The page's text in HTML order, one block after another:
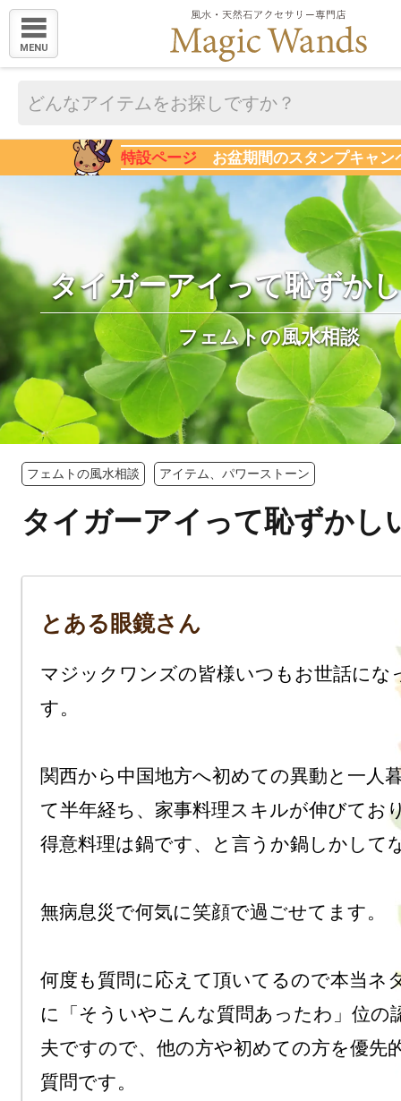
MENU
特設ページ お盆期間のスタンプキャン
タイガーアイって恥ずか
フェムトの風水相談
フェムトの風水相談 アイテム、パワーストーン
タイガーアイって恥ずかし
とある眼鏡さん
マジックワンズの皆様いつもお世話にな
す。
関西から中国地方へ初めての異動と一人
て半年経ち、家事料理スキルが伸びてお
得意料理は鍋です、と言うか鍋しかして
無病息災で何気に笑顔で過ごせてます。
何度も質問に応えて頂いてるので本当ネ
に「そういやこんな質問あったわ」位の
夫ですので、他の方や初めての方を優先
質問です。